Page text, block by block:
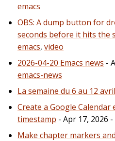
emacs
OBS: A dump button for
seconds before it hits the
emacs, video
2026-04-20 Emacs news -
emacs-news
La semaine du 6 au 12 avril
Create a Google
timestamp - Apr 17, 2026 -
Make chapter markers